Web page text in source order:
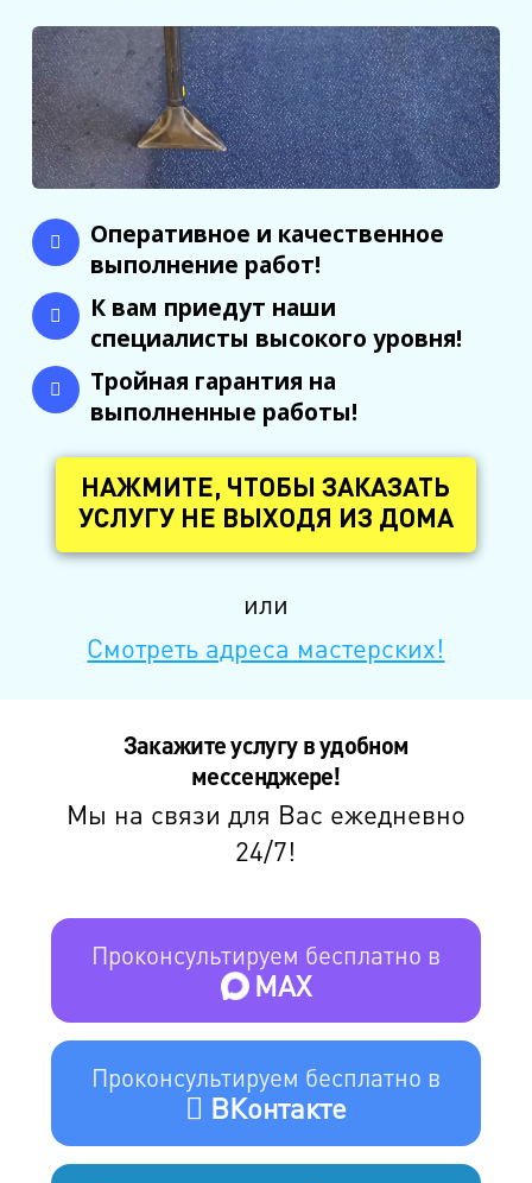
Оперативное и качественное
выполнение работ!
К вам приедут наши
специалисты высокого уровня!
Тройная гарантия на
выполненные работы!
НАЖМИТЕ, ЧТОБЫ ЗАКАЗАТЬ
УСЛУГУ НЕ ВЫХОДЯ ИЗ ДОМА
или
Смотреть адреса мастерских!
Закажите услугу в удобном
мессенджере!
Мы на связи для Вас ежедневно
24/7!
Проконсультируем бесплатно в
MAX
Проконсультируем бесплатно в
ВКонтакте